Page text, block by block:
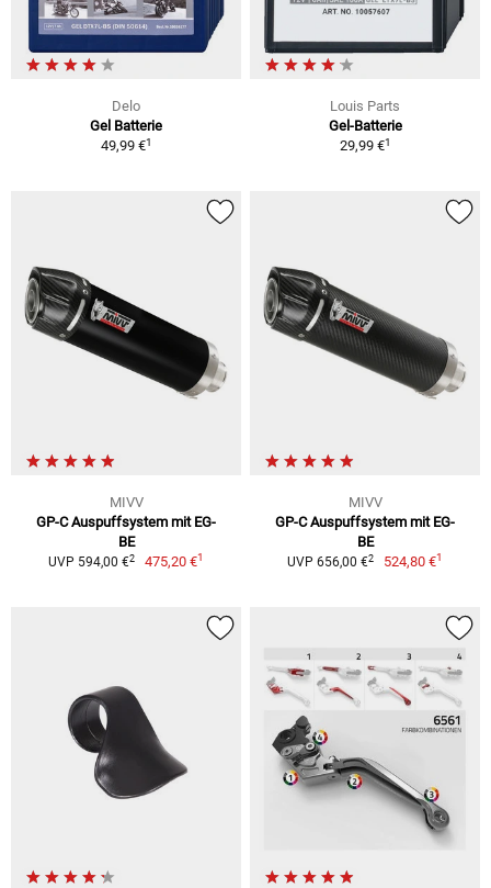
Delo
Gel Batterie
49,99 €1
Louis Parts
Gel-Batterie
29,99 €1
MIVV
GP-C Auspuffsystem mit EG-
BE
UVP 594,00 €2 475,20 €1
MIVV
GP-C Auspuffsystem mit EG-
BE
UVP 656,00 €2 524,80 €1